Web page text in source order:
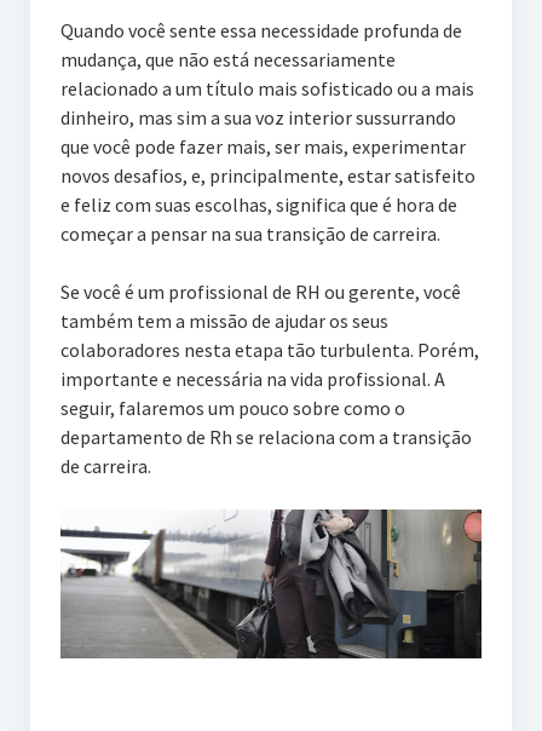
Quando você sente essa necessidade profunda de
mudança, que não está necessariamente
relacionado a um título mais sofisticado ou a mais
dinheiro, mas sim a sua voz interior sussurrando
que você pode fazer mais, ser mais, experimentar
novos desafios, e, principalmente, estar satisfeito
e feliz com suas escolhas, significa que é hora de
começar a pensar na sua transição de carreira.
Se você é um profissional de RH ou gerente, você
também tem a missão de ajudar os seus
colaboradores nesta etapa tão turbulenta. Porém,
importante e necessária na vida profissional. A
seguir, falaremos um pouco sobre como o
departamento de Rh se relaciona com a transição
de carreira.